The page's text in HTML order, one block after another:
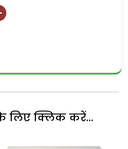
लिए क्लिक करें...